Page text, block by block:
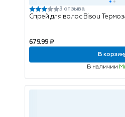
3 отзыва
Спрей для волос Bisou
679.99 ₽
В
В наличии